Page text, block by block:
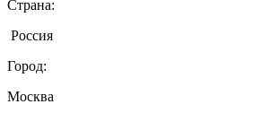
Страна:
Россия
Город:
Москва